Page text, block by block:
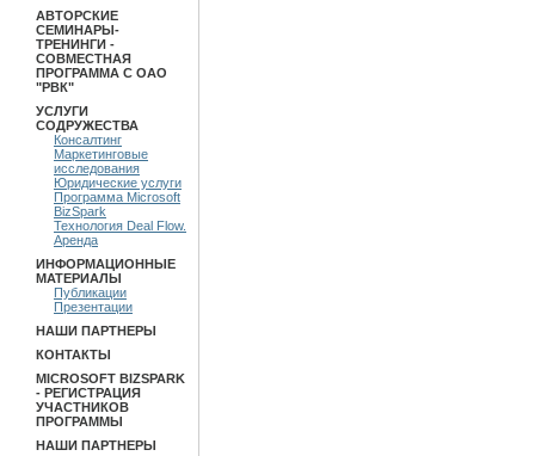
АВТОРСКИЕ
СЕМИНАРЫ-
ТРЕНИНГИ -
СОВМЕСТНАЯ
ПРОГРАММА С ОАО
"РВК"
УСЛУГИ
СОДРУЖЕСТВА
Консалтинг
Маркетинговые
исследования
Юридические услуги
Программа Microsoft
BizSpark
Технология Deal Flow.
Аренда
ИНФОРМАЦИОННЫЕ
МАТЕРИАЛЫ
Публикации
Презентации
НАШИ ПАРТНЕРЫ
КОНТАКТЫ
MICROSOFT BIZSPARK
- РЕГИСТРАЦИЯ
УЧАСТНИКОВ
ПРОГРАММЫ
НАШИ ПАРТНЕРЫ